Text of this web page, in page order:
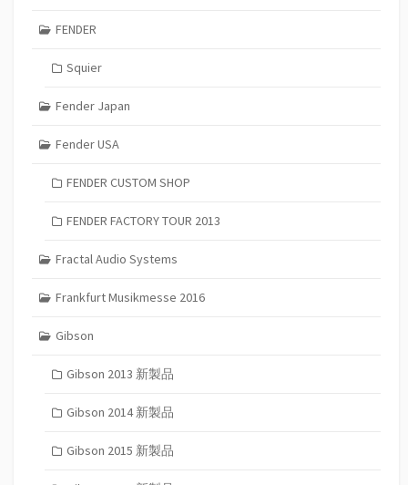
FENDER
Squier
Fender Japan
Fender USA
FENDER CUSTOM SHOP
FENDER FACTORY TOUR 2013
Fractal Audio Systems
Frankfurt Musikmesse 2016
Gibson
Gibson 2013 新製品
Gibson 2014 新製品
Gibson 2015 新製品